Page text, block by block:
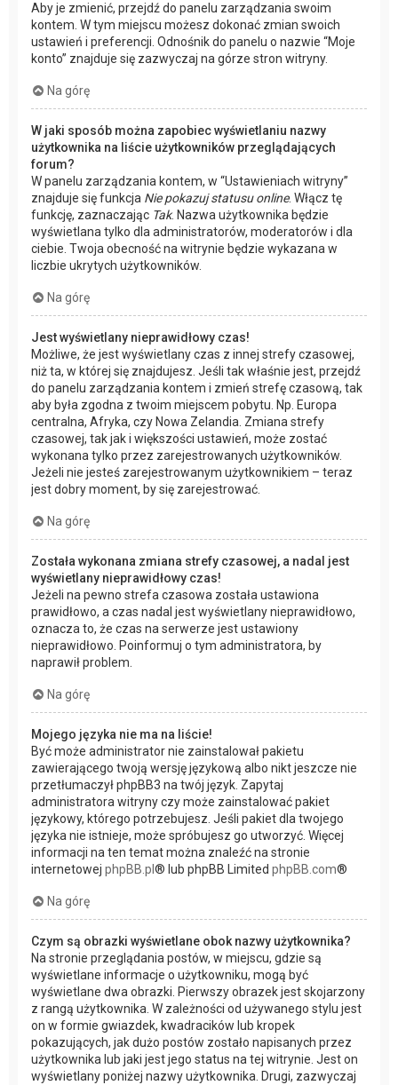
Aby je zmienić, przejdź do panelu zarządzania swoim
kontem. W tym miejscu możesz dokonać zmian swoich
ustawień i preferencji. Odnośnik do panelu o nazwie “Moje
konto” znajduje się zazwyczaj na górze stron witryny.
Na górę
W jaki sposób można zapobiec wyświetlaniu nazwy
użytkownika na liście użytkowników przeglądających
forum?
W panelu zarządzania kontem, w “Ustawieniach witryny”
znajduje się funkcja Nie pokazuj statusu online. Włącz tę
funkcję, zaznaczając Tak. Nazwa użytkownika będzie
wyświetlana tylko dla administratorów, moderatorów i dla
ciebie. Twoja obecność na witrynie będzie wykazana w
liczbie ukrytych użytkowników.
Na górę
Jest wyświetlany nieprawidłowy czas!
Możliwe, że jest wyświetlany czas z innej strefy czasowej,
niż ta, w której się znajdujesz. Jeśli tak właśnie jest, przejdź
do panelu zarządzania kontem i zmień strefę czasową, tak
aby była zgodna z twoim miejscem pobytu. Np. Europa
centralna, Afryka, czy Nowa Zelandia. Zmiana strefy
czasowej, tak jak i większości ustawień, może zostać
wykonana tylko przez zarejestrowanych użytkowników.
Jeżeli nie jesteś zarejestrowanym użytkownikiem – teraz
jest dobry moment, by się zarejestrować.
Na górę
Została wykonana zmiana strefy czasowej, a nadal jest
wyświetlany nieprawidłowy czas!
Jeżeli na pewno strefa czasowa została ustawiona
prawidłowo, a czas nadal jest wyświetlany nieprawidłowo,
oznacza to, że czas na serwerze jest ustawiony
nieprawidłowo. Poinformuj o tym administratora, by
naprawił problem.
Na górę
Mojego języka nie ma na liście!
Być może administrator nie zainstalował pakietu
zawierającego twoją wersję językową albo nikt jeszcze nie
przetłumaczył phpBB3 na twój język. Zapytaj
administratora witryny czy może zainstalować pakiet
językowy, którego potrzebujesz. Jeśli pakiet dla twojego
języka nie istnieje, może spróbujesz go utworzyć. Więcej
informacji na ten temat można znaleźć na stronie
internetowej phpBB.pl ® lub phpBB Limited phpBB.com®
Na górę
Czym są obrazki wyświetlane obok nazwy użytkownika?
Na stronie przeglądania postów, w miejscu, gdzie są
wyświetlane informacje o użytkowniku, mogą być
wyświetlane dwa obrazki. Pierwszy obrazek jest skojarzony
z rangą użytkownika. W zależności od używanego stylu jest
on w formie gwiazdek, kwadracików lub kropek
pokazujących, jak dużo postów zostało napisanych przez
użytkownika lub jaki jest jego status na tej witrynie. Jest on
wyświetlany poniżej nazwy użytkownika. Drugi, zazwyczaj